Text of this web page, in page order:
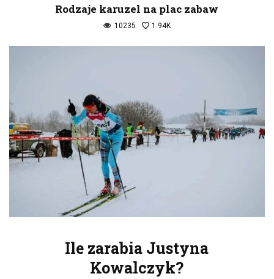
Rodzaje karuzel na plac zabaw
10235 1.94K
Ile zarabia Justyna
Kowalczyk?